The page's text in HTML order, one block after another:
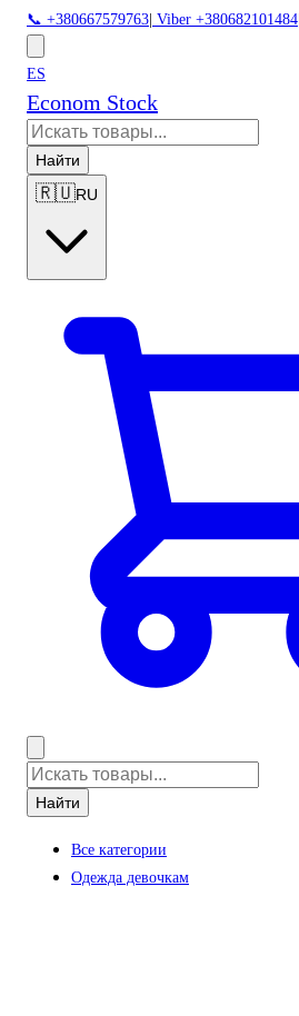
📞 +380667579763 Viber +380682101484
ES
Econom Stock
Найти
🇷🇺RU
Найти
Все категории
Одежда девочкам